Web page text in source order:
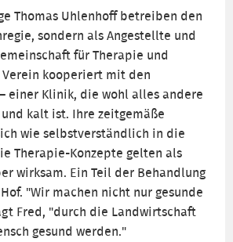
Thomas Uhlenhoff betreiben den
sondern als Angestellte und
für Therapie und
Verein kooperiert mit den
einer Klinik, die wohl alles andere
kalt ist. Ihre zeitgemäße
wie selbstverständlich in die
Therapie-Konzepte gelten als
wirksam. Ein Teil der Behandlung
"Wir machen nicht nur gesunde
Fred, "durch die Landwirtschaft
gesund werden."